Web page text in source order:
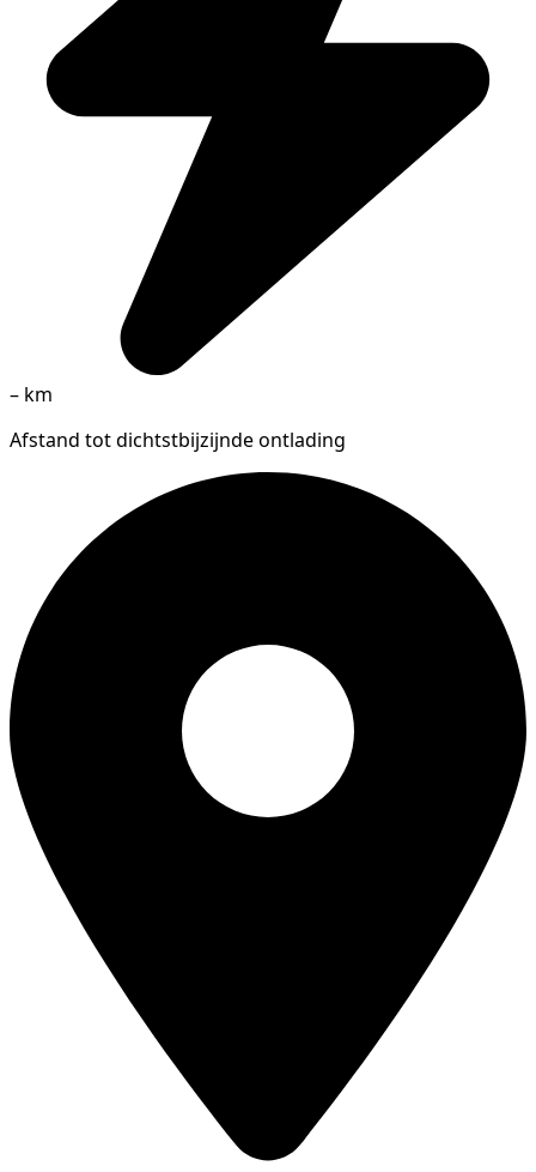
– km
Afstand tot dichtstbijzijnde ontlading